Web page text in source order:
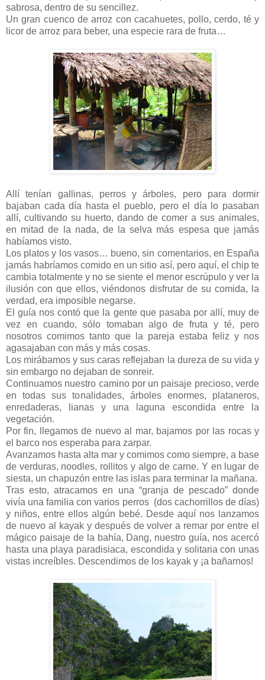
sabrosa, dentro de su sencillez.
Un gran cuenco de arroz con cacahuetes, pollo, cerdo, té y
licor de arroz para beber, una especie rara de fruta…
Allí tenían gallinas, perros y árboles, pero para dormir
bajaban cada día hasta el pueblo, pero el día lo pasaban
allí, cultivando su huerto, dando de comer a sus animales,
en mitad de la nada, de la selva más espesa que jamás
habíamos visto.
Los platos y los vasos… bueno, sin comentarios, en España
jamás habríamos comido en un sitio así, pero aquí, el chip te
cambia totalmente y no se siente el menor escrúpulo y ver la
ilusión con que ellos, viéndonos disfrutar de su comida, la
verdad, era imposible negarse.
El guía nos contó que la gente que pasaba por allí, muy de
vez en cuando, sólo tomaban algo de fruta y té, pero
nosotros comimos tanto que la pareja estaba feliz y nos
agasajaban con más y más cosas.
Los mirábamos y sus caras reflejaban la dureza de su vida y
sin embargo no dejaban de sonreir.
Continuamos nuestro camino por un paisaje precioso, verde
en todas sus tonalidades, árboles enormes, plataneros,
enredaderas, lianas y una laguna escondida entre la
vegetación.
Por fin, llegamos de nuevo al mar, bajamos por las rocas y
el barco nos esperaba para zarpar.
Avanzamos hasta alta mar y comimos como siempre, a base
de verduras, noodles, rollitos y algo de carne. Y en lugar de
siesta, un chapuzón entre las islas para terminar la mañana.
Tras esto, atracamos en una “granja de pescado” donde
vivía una familia con varios perros (dos cachorrillos de días)
y niños, entre ellos algún bebé. Desde aquí nos lanzamos
de nuevo al kayak y después de volver a remar por entre el
mágico paisaje de la bahía, Dang, nuestro guía, nos acercó
hasta una playa paradisiaca, escondida y solitaria con unas
vistas increíbles. Descendimos de los kayak y ¡a bañarnos!